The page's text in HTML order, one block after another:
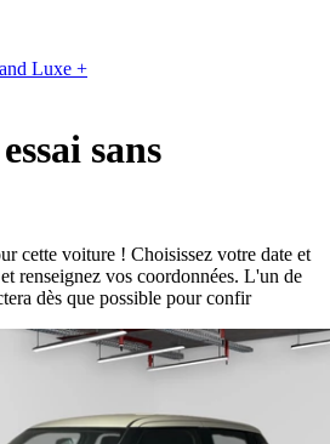
Luxe +
sans
cette voiture ! Choisissez votre date et
renseignez vos coordonnées. L'un de
dès que possible pour confir